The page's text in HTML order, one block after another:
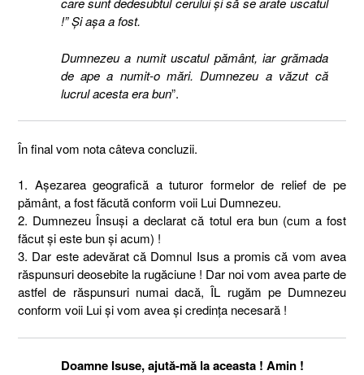
!” Şi aşa a fost.
Dumnezeu a numit uscatul pământ, iar grămada
de ape a numit-o mări. Dumnezeu a văzut că
lucrul acesta era bun”.
În final vom nota câteva concluzii.
1. Așezarea geografică a tuturor formelor de relief de pe
pământ, a fost făcută conform voii Lui Dumnezeu.
2. Dumnezeu Însuși a declarat că totul era bun (cum a fost
făcut și este bun și acum) !
3. Dar este adevărat că Domnul Isus a promis că vom avea
răspunsuri deosebite la rugăciune ! Dar noi vom avea parte de
astfel de răspunsuri numai dacă, ÎL rugăm pe Dumnezeu
conform voii Lui și vom avea și credința necesară !
Doamne Isuse, ajută-mă la aceasta ! Amin !